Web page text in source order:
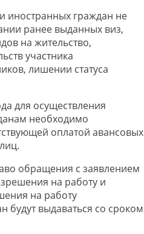
иностранных граждан не
ранее выданных виз,
на жительство,
участника
лишении статуса
для осуществления
необходимо
оплатой авансовых
обращения с заявлением
на работу и
на работу
будут выдаваться со сроком